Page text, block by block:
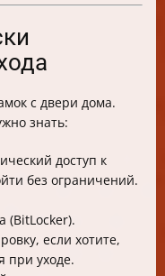
с двери дома.
знать:
доступ к
без ограничений.
(BitLocker).
если хотите,
при уходе.